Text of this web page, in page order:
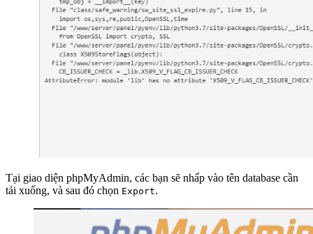
Tại giao diện phpMyAdmin, các bạn sẽ nhấp vào tên database cần
tải xuống, và sau đó chọn Export.